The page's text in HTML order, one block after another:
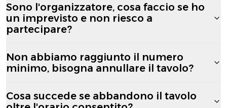
Sono l'organizzatore, cosa faccio se ho
un imprevisto e non riesco a
partecipare?
Non abbiamo raggiunto il numero
minimo, bisogna annullare il tavolo?
Cosa succede se abbandono il tavolo